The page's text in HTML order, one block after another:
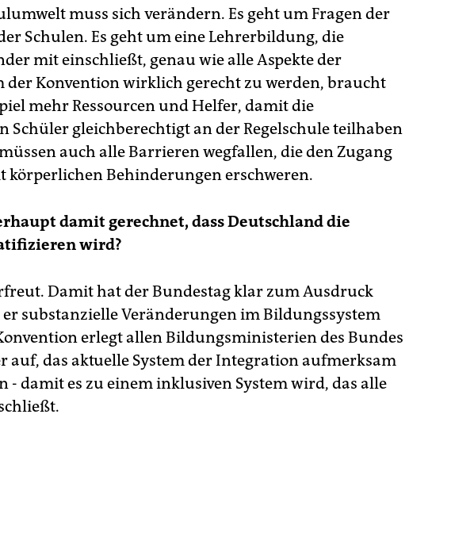
muss sich verändern. Es geht um Fragen der
Schulen. Es geht um eine Lehrerbildung, die
mit einschließt, genau wie alle Aspekte der
der Konvention wirklich gerecht zu werden, braucht
mehr Ressourcen und Helfer, damit die
Schüler gleichberechtigt an der Regelschule teilhaben
auch alle Barrieren wegfallen, die den Zugang
körperlichen Behinderungen erschweren.
damit gerechnet, dass Deutschland die
wird?
Damit hat der Bundestag klar zum Ausdruck
er substanzielle Veränderungen im Bildungssystem
erlegt allen Bildungsministerien des Bundes
auf, das aktuelle System der Integration aufmerksam
- damit es zu einem inklusiven System wird, das alle